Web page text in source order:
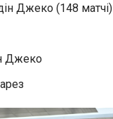
Джеко (148 матчі)
Джеко